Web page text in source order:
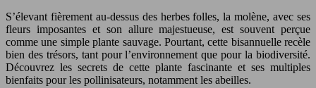
S’élevant fièrement au-dessus des herbes folles, la molène, avec ses
fleurs imposantes et son allure majestueuse, est souvent perçue
comme une simple plante sauvage. Pourtant, cette bisannuelle recèle
bien des trésors, tant pour l’environnement que pour la biodiversité.
Découvrez les secrets de cette plante fascinante et ses multiples
bienfaits pour les pollinisateurs, notamment les abeilles.